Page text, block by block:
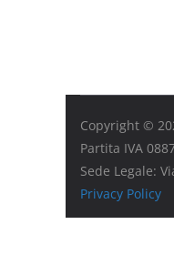
Copyright ©
Partita IVA
Sede Legale:
Privacy Policy